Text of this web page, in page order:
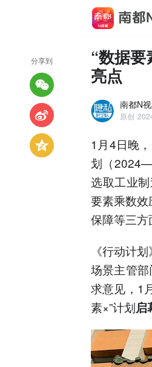
“数据
亮点
南都N
原创
1月4日晚
划（
选取工业
要素乘数
保障等三方
《行动计
场景主管
求意见，1
素×”计划启
分享到